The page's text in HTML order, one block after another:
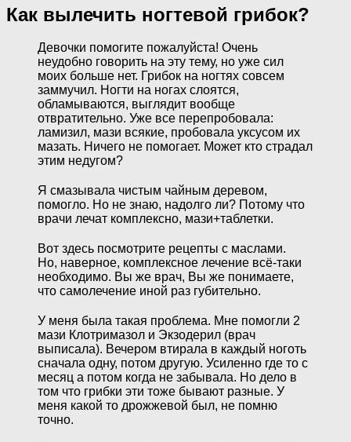
Как вылечить ногтевой грибок?
Девочки помогите пожалуйста! Очень
неудобно говорить на эту тему, но уже сил
моих больше нет. Грибок на ногтях совсем
заммучил. Ногти на ногах слоятся,
обламываются, выглядит вообще
отвратительно. Уже все перепробовала:
ламизил, мази всякие, пробовала уксусом их
мазать. Ничего не помогает. Может кто страдал
этим недугом?
Я смазывала чистым чайным деревом,
помогло. Но не знаю, надолго ли? Потому что
врачи лечат комплексно, мази+таблетки.
Вот здесь посмотрите рецепты с маслами.
Но, наверное, комплексное лечение всё-таки
необходимо. Вы же врач, Вы же понимаете,
что самолечение иной раз губительно.
У меня была такая проблема. Мне помогли 2
мази Клотримазол и Экзодерил (врач
выписала). Вечером втирала в каждый ноготь
сначала одну, потом другую. Усиленно где то с
месяц а потом когда не забывала. Но дело в
том что грибки эти тоже бывают разные. У
меня какой то дрожжевой был, не помню
точно.